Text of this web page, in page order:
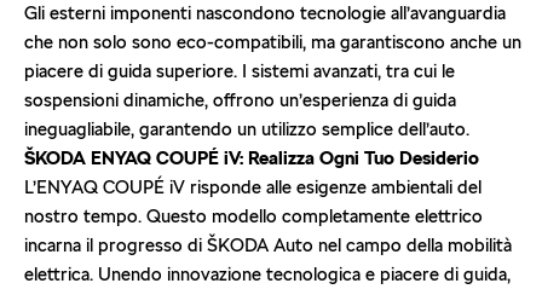
Gli esterni imponenti nascondono tecnologie all’avanguardia
che non solo sono eco-compatibili, ma garantiscono anche un
piacere di guida superiore. I sistemi avanzati, tra cui le
sospensioni dinamiche, offrono un’esperienza di guida
ineguagliabile, garantendo un utilizzo semplice dell’auto.
ŠKODA ENYAQ COUPÉ iV: Realizza Ogni Tuo Desiderio
L’ENYAQ COUPÉ iV risponde alle esigenze ambientali del
nostro tempo. Questo modello completamente elettrico
incarna il progresso di ŠKODA Auto nel campo della mobilità
elettrica. Unendo innovazione tecnologica e piacere di guida,